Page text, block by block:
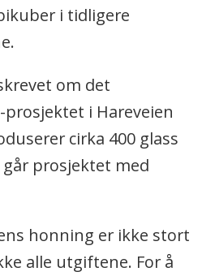
i tidligere
om det
i Hareveien
cirka 400 glass
prosjektet med
honning er ikke stort
alle utgiftene. For å